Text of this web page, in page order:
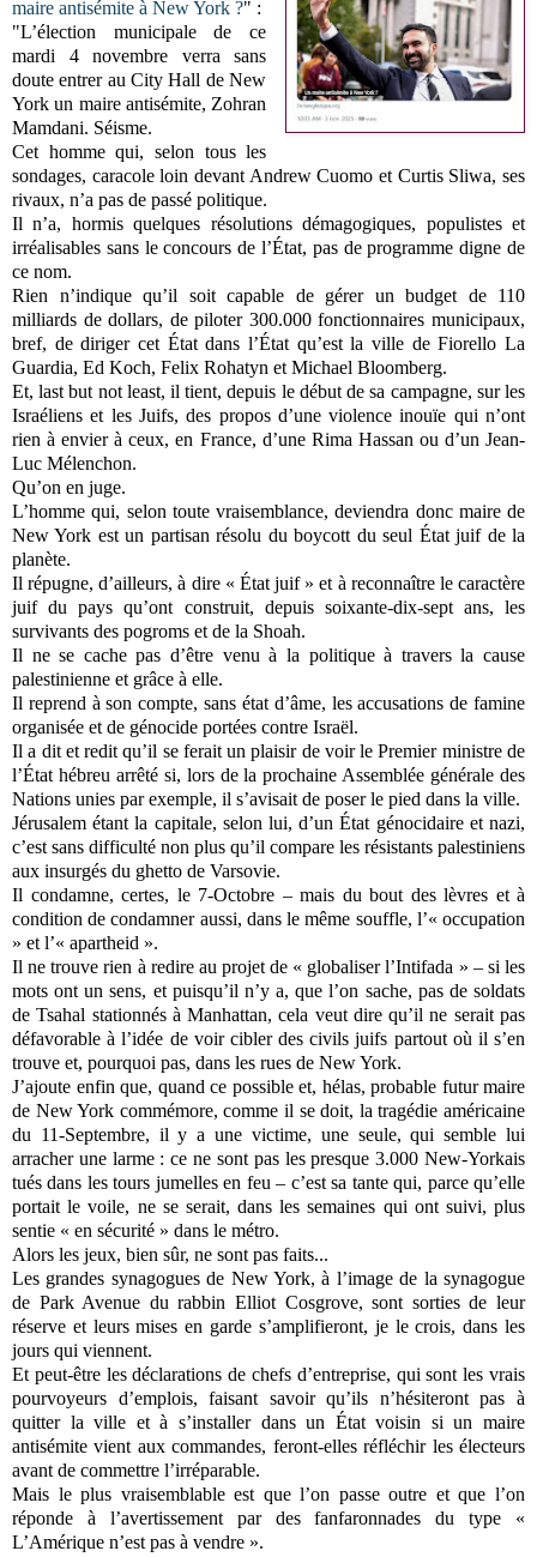
maire antisémite à New York ?" :
"L’élection municipale de ce
mardi 4 novembre verra sans
doute entrer au City Hall de New
York un maire antisémite, Zohran
Mamdani. Séisme.
Cet homme qui, selon tous les
sondages, caracole loin devant Andrew Cuomo et Curtis Sliwa, ses
rivaux, n’a pas de passé politique.
Il n’a, hormis quelques résolutions démagogiques, populistes et
irréalisables sans le concours de l’État, pas de programme digne de
ce nom.
Rien n’indique qu’il soit capable de gérer un budget de 110
milliards de dollars, de piloter 300.000 fonctionnaires municipaux,
bref, de diriger cet État dans l’État qu’est la ville de Fiorello La
Guardia, Ed Koch, Felix Rohatyn et Michael Bloomberg.
Et, last but not least, il tient, depuis le début de sa campagne, sur les
Israéliens et les Juifs, des propos d’une violence inouïe qui n’ont
rien à envier à ceux, en France, d’une Rima Hassan ou d’un Jean-
Luc Mélenchon.
Qu’on en juge.
L’homme qui, selon toute vraisemblance, deviendra donc maire de
New York est un partisan résolu du boycott du seul État juif de la
planète.
Il répugne, d’ailleurs, à dire « État juif » et à reconnaître le caractère
juif du pays qu’ont construit, depuis soixante-dix-sept ans, les
survivants des pogroms et de la Shoah.
Il ne se cache pas d’être venu à la politique à travers la cause
palestinienne et grâce à elle.
Il reprend à son compte, sans état d’âme, les accusations de famine
organisée et de génocide portées contre Israël.
Il a dit et redit qu’il se ferait un plaisir de voir le Premier ministre de
l’État hébreu arrêté si, lors de la prochaine Assemblée générale des
Nations unies par exemple, il s’avisait de poser le pied dans la ville.
Jérusalem étant la capitale, selon lui, d’un État génocidaire et nazi,
c’est sans difficulté non plus qu’il compare les résistants palestiniens
aux insurgés du ghetto de Varsovie.
Il condamne, certes, le 7-Octobre – mais du bout des lèvres et à
condition de condamner aussi, dans le même souffle, l’« occupation
» et l’« apartheid ».
Il ne trouve rien à redire au projet de « globaliser l’Intifada » – si les
mots ont un sens, et puisqu’il n’y a, que l’on sache, pas de soldats
de Tsahal stationnés à Manhattan, cela veut dire qu’il ne serait pas
défavorable à l’idée de voir cibler des civils juifs partout où il s’en
trouve et, pourquoi pas, dans les rues de New York.
J’ajoute enfin que, quand ce possible et, hélas, probable futur maire
de New York commémore, comme il se doit, la tragédie américaine
du 11-Septembre, il y a une victime, une seule, qui semble lui
arracher une larme : ce ne sont pas les presque 3.000 New-Yorkais
tués dans les tours jumelles en feu – c’est sa tante qui, parce qu’elle
portait le voile, ne se serait, dans les semaines qui ont suivi, plus
sentie « en sécurité » dans le métro.
Alors les jeux, bien sûr, ne sont pas faits...
Les grandes synagogues de New York, à l’image de la synagogue
de Park Avenue du rabbin Elliot Cosgrove, sont sorties de leur
réserve et leurs mises en garde s’amplifieront, je le crois, dans les
jours qui viennent.
Et peut-être les déclarations de chefs d’entreprise, qui sont les vrais
pourvoyeurs d’emplois, faisant savoir qu’ils n’hésiteront pas à
quitter la ville et à s’installer dans un État voisin si un maire
antisémite vient aux commandes, feront-elles réfléchir les électeurs
avant de commettre l’irréparable.
Mais le plus vraisemblable est que l’on passe outre et que l’on
réponde à l’avertissement par des fanfaronnades du type «
L’Amérique n’est pas à vendre ».